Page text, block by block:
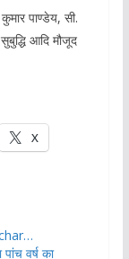
पाण्डेय, सी.
आदि मौजूद
X
पांच वर्ष का